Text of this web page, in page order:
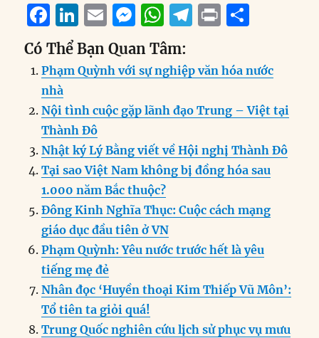
F
a
c
e
b
o
o
k
Li
n
k
e
d
I
n
E
m
ai
l
M
e
ss
e
n
er
W
h
at
s
A
p
T
e
g
r
m
P
n
t
a
re
Có Thể Bạn Quan Tâm:
Phạm Quỳnh với sự nghiệp văn hóa nước
nhà
Nội tình cuộc gặp lãnh đạo Trung – Việt tại
Thành Đô
Nhật ký Lý Bằng viết về Hội nghị Thành Đô
Tại sao Việt Nam không bị đồng hóa sau
1.000 năm Bắc thuộc?
Đông Kinh Nghĩa Thục: Cuộc cách mạng
giáo dục đầu tiên ở VN
Phạm Quỳnh: Yêu nước trước hết là yêu
tiếng mẹ đẻ
Nhân đọc ‘Huyền thoại Kim Thiếp Vũ Môn’:
Tổ tiên ta giỏi quá!
Trung Quốc nghiên cứu lịch sử phục vụ mưu